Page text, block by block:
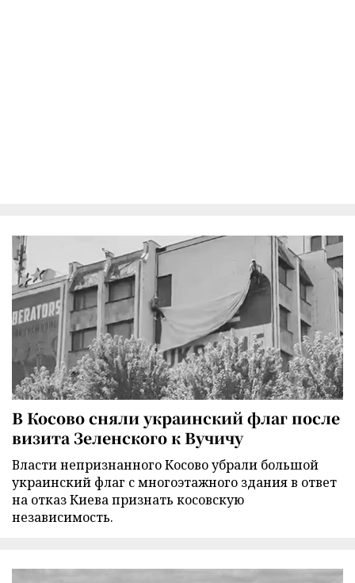
В Косово сняли украинский флаг после
визита Зеленского к Вучичу
Власти непризнанного Косово убрали большой
украинский флаг с многоэтажного здания в ответ
на отказ Киева признать косовскую
независимость.